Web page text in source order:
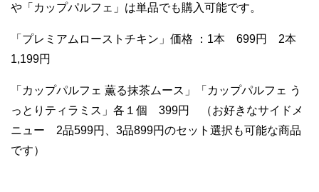
や「カップパルフェ」は単品でも購入可能です。
「プレミアムローストチキン」価格 ：1本 699円 2本
1,199円
「カップパルフェ 薫る抹茶ムース」「カップパルフェ う
っとりティラミス」各１個 399円 （お好きなサイドメ
ニュー 2品599円、3品899円のセット選択も可能な商品
です）